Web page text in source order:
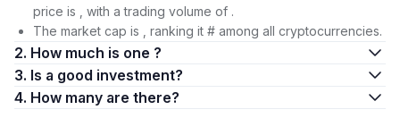
price is , with a trading volume of .
The market cap is , ranking it # among all cryptocurrencies.
2. How much is one ?
3. Is a good investment?
4. How many are there?